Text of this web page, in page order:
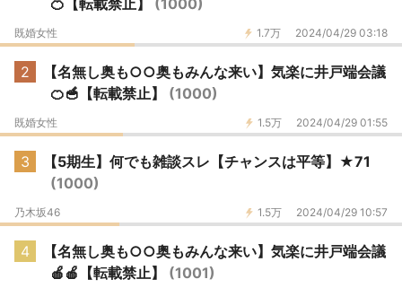
🍊【転載禁止】 (1000)
1.7万 2024/04/29 03:18
既婚女性
2
【名無し奥も○○奥もみんな来い】気楽に井戸端会議
🍊🥣【転載禁止】 (1000)
1.5万 2024/04/29 01:55
既婚女性
3
【5期生】何でも雑談スレ【チャンスは平等】★71
(1000)
1.5万 2024/04/29 10:57
乃木坂46
4
【名無し奥も○○奥もみんな来い】気楽に井戸端会議
🍎🍎【転載禁止】 (1001)